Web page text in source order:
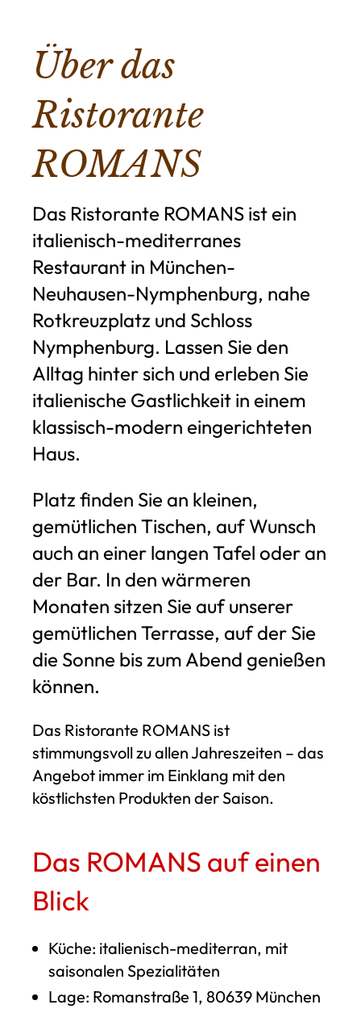
Über das
Ristorante
ROMANS
Das Ristorante ROMANS ist ein
italienisch-mediterranes
Restaurant in München-
Neuhausen-Nymphenburg, nahe
Rotkreuzplatz und Schloss
Nymphenburg. Lassen Sie den
Alltag hinter sich und erleben Sie
italienische Gastlichkeit in einem
klassisch-modern eingerichteten
Haus.
Platz finden Sie an kleinen,
gemütlichen Tischen, auf Wunsch
auch an einer langen Tafel oder an
der Bar. In den wärmeren
Monaten sitzen Sie auf unserer
gemütlichen Terrasse, auf der Sie
die Sonne bis zum Abend genießen
können.
Das Ristorante ROMANS ist
stimmungsvoll zu allen Jahreszeiten – das
Angebot immer im Einklang mit den
köstlichsten Produkten der Saison.
Das ROMANS auf einen
Blick
Küche: italienisch-mediterran, mit
saisonalen Spezialitäten
Lage: Romanstraße 1, 80639 München